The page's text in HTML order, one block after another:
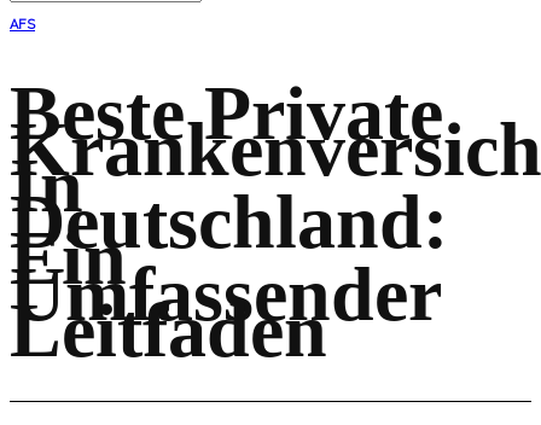
AFS
Beste Private
In
Deutschland:
Ein
Umfassender
Leitfaden